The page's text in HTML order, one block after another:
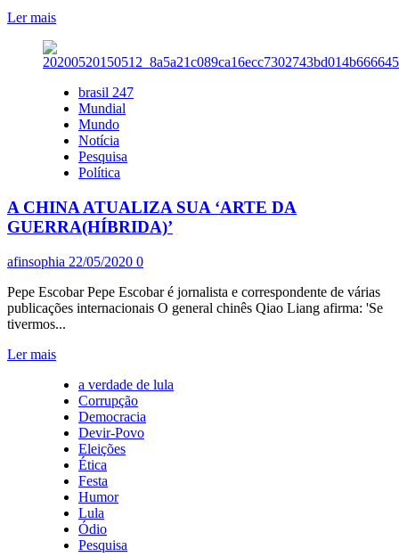
Ler maisLeia
sobre
BREVE
SOBRE
O
REAL-
BOLSONARO:
64%
AFIRMAM
NÃO
VOTARIAM
NELE
“DE
JEITO
NENHUM”
brasil 247
Mundial
Mundo
Notícia
Pesquisa
Política
A CHINA ATUALIZA SUA ‘ARTE DA
GUERRA(HÍBRIDA)’
afinsophia 22/05/2020 0
Pepe Escobar Pepe Escobar é jornalista e correspondente de várias
publicações internacionais O general chinês Qiao Liang afirma: 'Se
tivermos...
Ler maisLeia
sobre
A
CHINA
ATUALIZA
SUA
‘ARTE
DA
GUERRA(HÍBRIDA)’
a verdade de lula
Corrupção
Democracia
Devir-Povo
Eleições
Ética
Festa
Humor
Lula
Ódio
Pesquisa